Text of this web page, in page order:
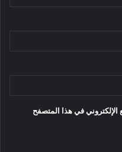
في هذا المتصفح